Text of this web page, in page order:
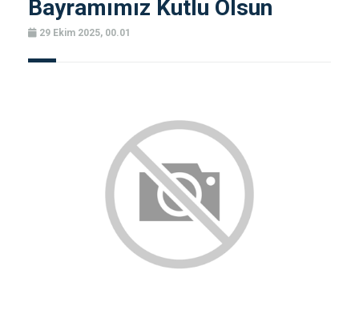
Bayramımız Kutlu Olsun
29 Ekim 2025, 00.01